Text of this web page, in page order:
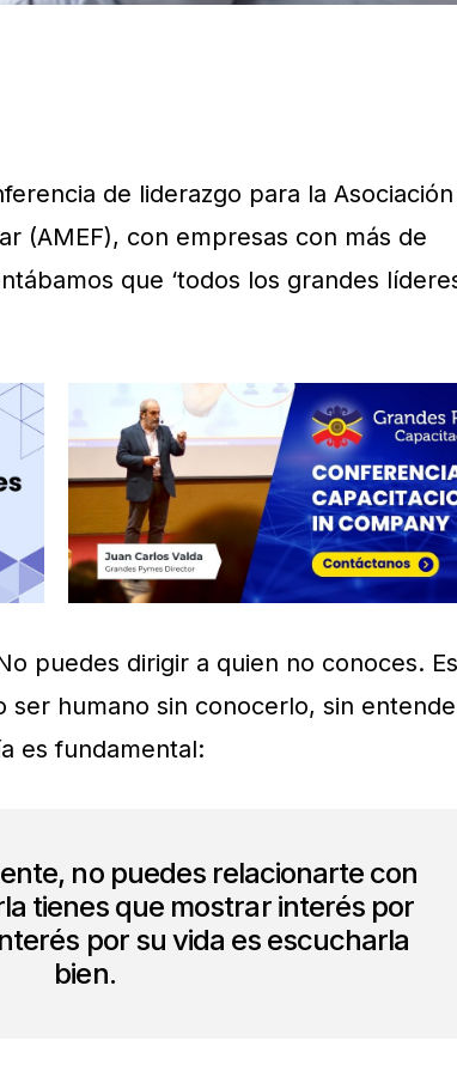
de liderazgo para la Asociación
(AMEF), con empresas con más de
que ‘todos los grandes
puedes dirigir a quien no conoces. Es
ser humano sin conocerlo, sin
es fundamental:
no puedes relacionarte con
tienes que mostrar interés por
por su vida es escucharla
bien.